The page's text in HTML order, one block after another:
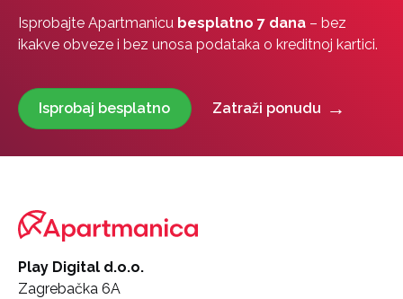
Isprobajte Apartmanicu besplatno 7 dana – bez
ikakve obveze i bez unosa podataka o kreditnoj kartici.
Isprobaj besplatno Zatraži ponudu
Play Digital d.o.o.
Zagrebačka 6A